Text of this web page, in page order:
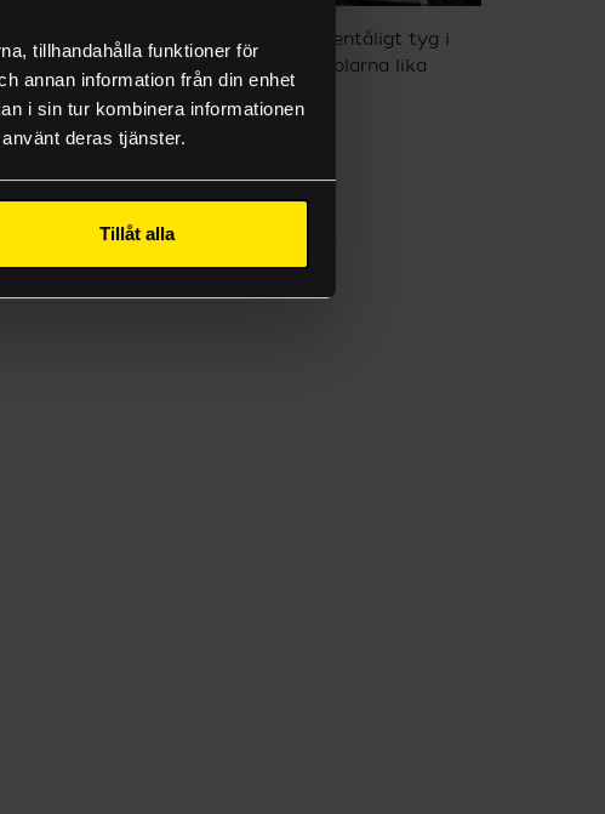
tillhandahålla funktioner för
annan information från din enhet
i sin tur kombinera informationen
deras tjänster.
Tillåt alla
3,8 kg.
Slitstarkt och vattentåligt tyg i
polyester gör solstolarna lika
tåliga som snygga.